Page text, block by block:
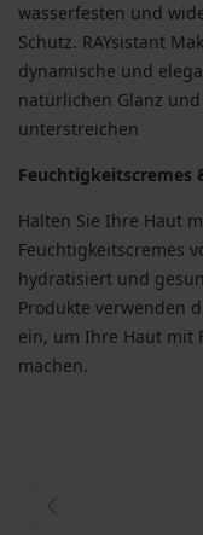
wasserfesten und
Schutz. RAYsistant
dynamische und
natürlichen Glanz
unterstreichen
Feuchtigkeitscremes
Halten Sie Ihre Haut
Feuchtigkeitscremes
hydratisiert und
Produkte verwenden
ein, um Ihre Haut mit
machen.